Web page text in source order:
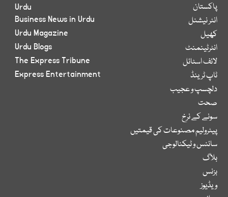
پاکستان
انٹر نیشنل
کھیل
انٹرٹینمنٹ
لائف اسٹائل
ٹاپ ٹرینڈ
دلچسپ و عجیب
صحت
سونے کے نرخ
پیٹرولیم مصنوعات کی قیمتیں
سائنس و ٹیکنالوجی
بلاگ
بزنس
ویڈیوز
Urdu
Business News in Urdu
Urdu Magazine
Urdu Blogs
The Express Tribune
Express Entertainment